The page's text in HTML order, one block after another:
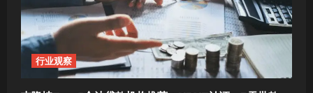
行业观察